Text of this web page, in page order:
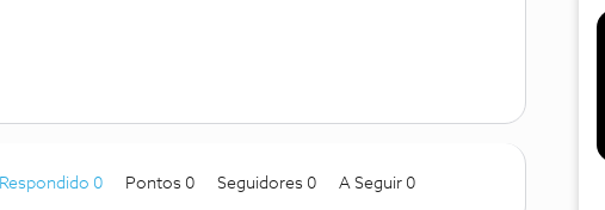
Respondido 0 Pontos 0 Seguidores 0 A Seguir 0